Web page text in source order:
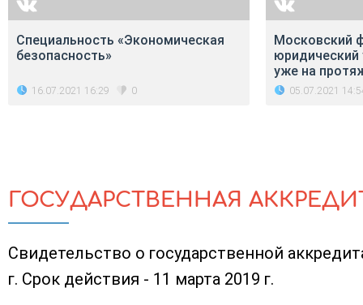
Специальность «Экономическая
безопасность»
16.07.2021 16:29 0
Московский
уже на
05.07.2021
ГОСУДАРСТВЕННАЯ
Свидетельство о государственной
г. Срок действия - 11 марта 2019 г.